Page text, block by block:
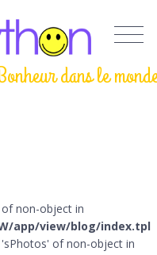
dans le
non-object in
app/view/blog/index.tpl
of non-object in